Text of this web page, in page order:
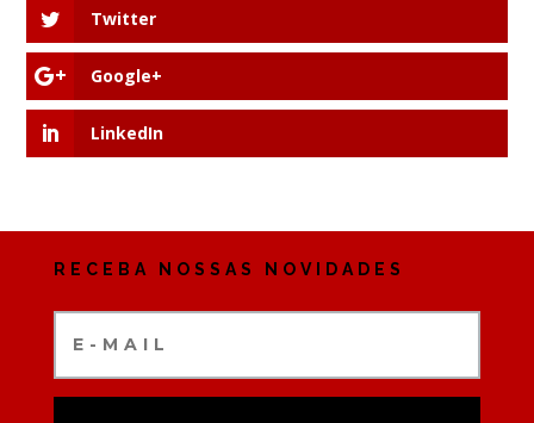
Twitter
Google+
LinkedIn
RECEBA NOSSAS NOVIDADES